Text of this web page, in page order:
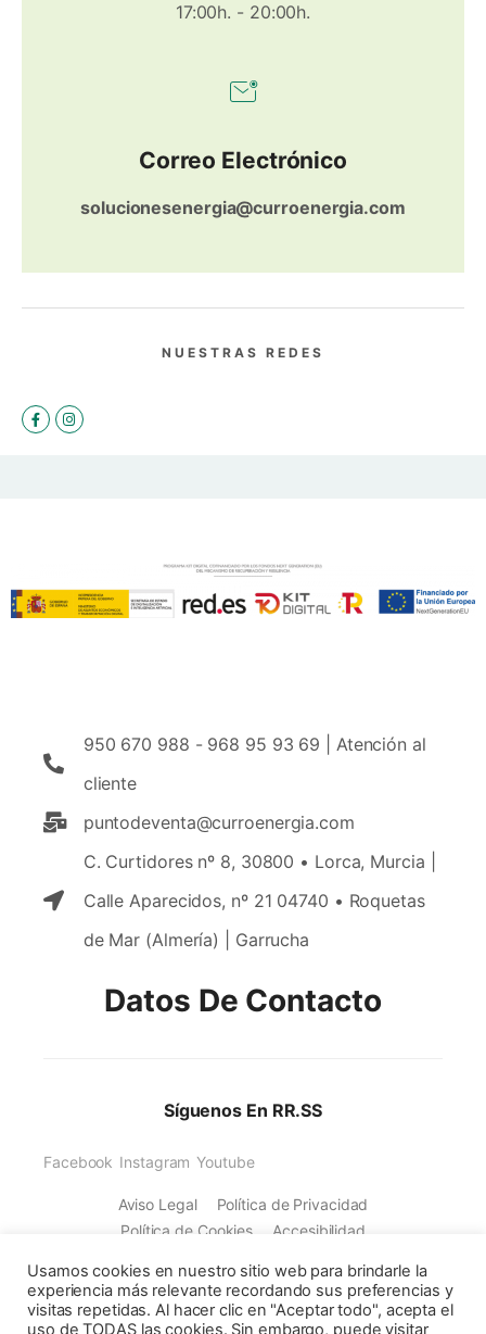
17:00h. - 20:00h.
Correo Electrónico
solucionesenergia@curroenergia.com
NUESTRAS REDES
Datos De Contacto
950 670 988 - 968 95 93 69 | Atención al
cliente
puntodeventa@curroenergia.com
C. Curtidores nº 8, 30800 • Lorca, Murcia |
Calle Aparecidos, nº 21 04740 • Roquetas
de Mar (Almería) | Garrucha
Síguenos En RR.SS
Facebook Instagram Youtube
Aviso Legal
Política de Privacidad
Política de Cookies
Accesibilidad
Usamos cookies en nuestro sitio web para brindarle la
experiencia más relevante recordando sus preferencias y
visitas repetidas. Al hacer clic en "Aceptar todo", acepta el
uso de TODAS las cookies. Sin embargo, puede visitar